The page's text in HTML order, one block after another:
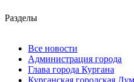
Разделы
Все новости
Администрация города
Глава города Кургана